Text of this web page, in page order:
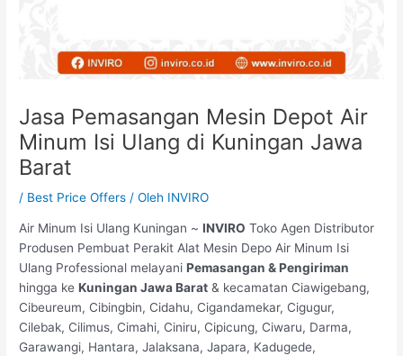
Jasa Pemasangan Mesin Depot Air
Minum Isi Ulang di Kuningan Jawa
Barat
/ Best Price Offers / Oleh INVIRO
Air Minum Isi Ulang Kuningan ~INVIRO Toko Agen Distributor
Produsen Pembuat Perakit Alat Mesin Depo Air Minum Isi
Ulang Professional melayaniPemasangan & Pengiriman
hingga keKuningan Jawa Barat & kecamatan Ciawigebang,
Cibeureum, Cibingbin, Cidahu, Cigandamekar, Cigugur,
Cilebak, Cilimus, Cimahi, Ciniru, Cipicung, Ciwaru, Darma,
Garawangi, Hantara, Jalaksana, Japara, Kadugede,